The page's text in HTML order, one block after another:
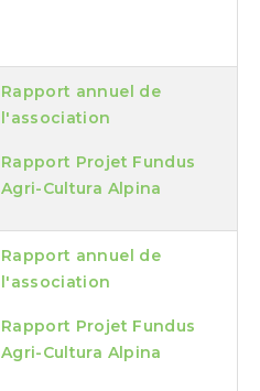
Rapport annuel de
l'association
Rapport Projet Fundus
Agri-Cultura Alpina
Rapport annuel de
l'association
Rapport Projet Fundus
Agri-Cultura Alpina